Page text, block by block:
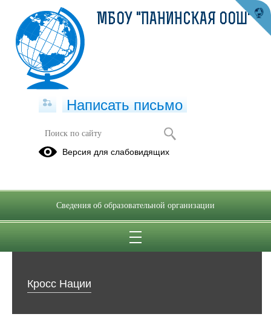
Фотоальбомы
16
Кросс Нации
МБОУ "ПАНИНСКАЯ ООШ"
Написать письмо
Версия для слабовидящих
Сведения об образовательной организации